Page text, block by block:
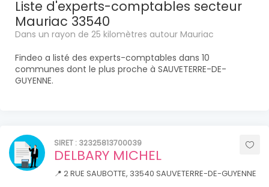
Liste d'experts-comptables secteur
Mauriac 33540
Dans un rayon de 25 kilomètres autour Mauriac
Findeo a listé des experts-comptables dans 10
communes dont le plus proche à SAUVETERRE-DE-
GUYENNE.
SIRET : 32325813700039
DELBARY MICHEL
📍 2 RUE SAUBOTTE, 33540 SAUVETERRE-DE-GUYENNE